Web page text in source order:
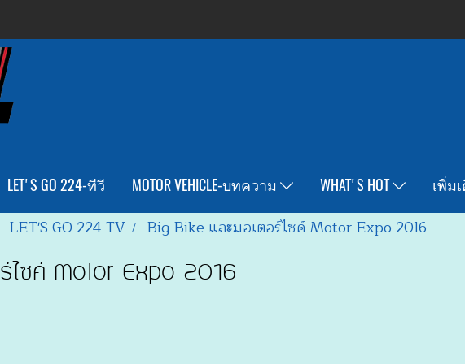
LET'S GO 224-ทีวี MOTOR VEHICLE-บทความ WHAT'S HOT เพิ่ม
LET'S GO 224 TV Big Bike และมอเตอร์ไซค์ Motor Expo 2016
ไซค์ Motor Expo 2016